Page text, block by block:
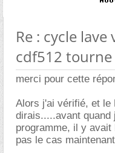
Re : cycle
cdf512
merci pour cette
Alors j'ai vérifié, et le
dirais.....avant
programme, il y avait
pas le cas